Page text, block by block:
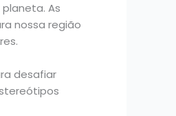
As
nossa região
desafiar